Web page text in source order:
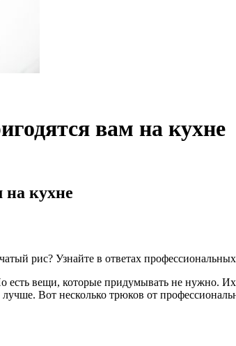
вам на кухне
на кухне
рис? Узнайте в ответах
вещи, которые придумывать не нужно. Их
Вот несколько трюков от